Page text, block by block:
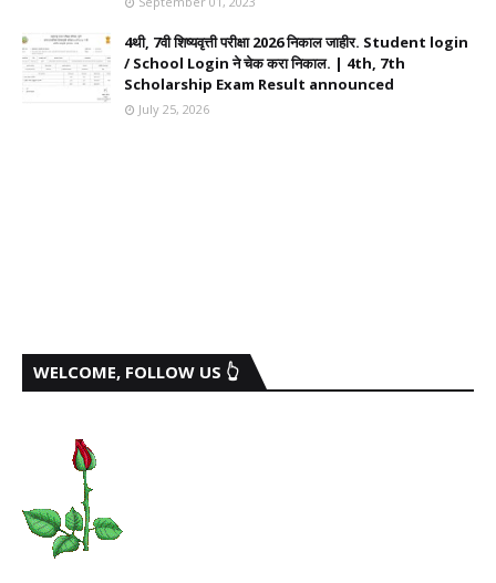
4थी, 7वी शिष्यवृत्ती परीक्षा 2026 निकाल जाहीर. Student login
/ School Login ने चेक करा निकाल. | 4th, 7th
Scholarship Exam Result announced
July 25, 2026
WELCOME, FOLLOW US 👆